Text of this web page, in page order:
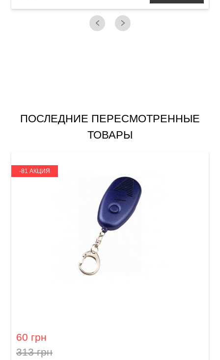
ПОСЛЕДНИЕ ПЕРЕСМОТРЕННЫЕ
ТОВАРЫ
-81 АКЦИЯ
60 грн
313 грн